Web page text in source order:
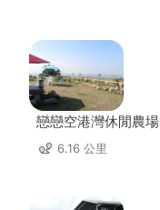
戀戀空港灣休閒農場
6.16 公里